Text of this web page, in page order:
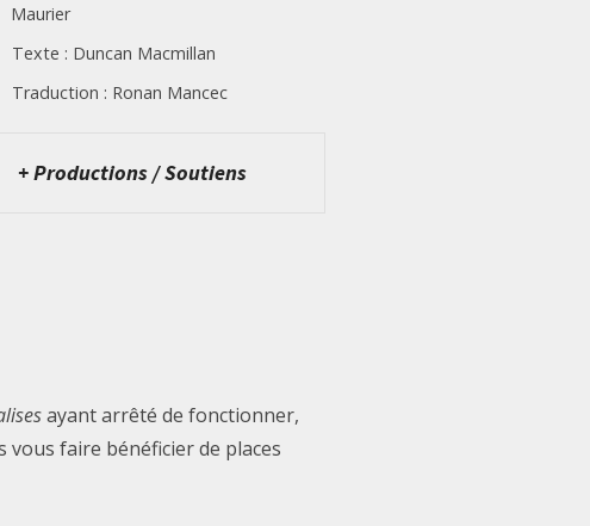
Maurier
Texte : Duncan Macmillan
Traduction : Ronan Mancec
+ Productions / Soutiens
ayant arrêté de fonctionner,
vous faire bénéficier de places